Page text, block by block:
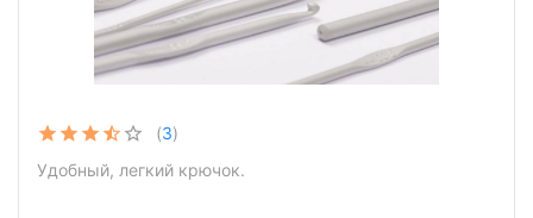
(3)
Удобный, легкий крючок.